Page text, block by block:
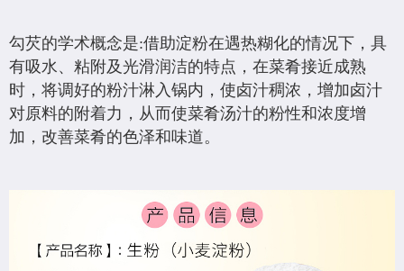
勾芡的学术概念是:借助淀粉在遇热糊化的情况下，具
有吸水、粘附及光滑润洁的特点，在菜肴接近成熟
时，将调好的粉汁淋入锅内，使卤汁稠浓，增加卤汁
对原料的附着力，从而使菜肴汤汁的粉性和浓度增
加，改善菜肴的色泽和味道。